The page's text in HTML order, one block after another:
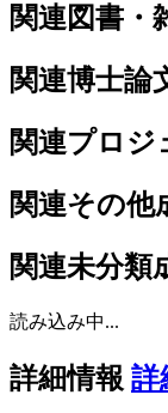
関連図書・
関連博士論
関連プロジ
関連その他
関連未分類
読み込み中...
詳細情報 詳